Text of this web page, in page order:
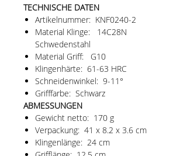
Aktuelle Version 2.1:
Optimierte Balance durch
Gewichtsreduktion im Griff um
25g.
Ersatz des Schärfezertifikats durch
ein Qualitätszertifikat.
Verrundete Spitze am Bart zur
Reduzierung des
Verletzungsrisikos.
Optimierte Bearbeitung der
Schneide, so dass die Mikrofase
TECHNISCHE DATEN
Artikelnummer: KNF0240-2
Material Klinge: 14C28N
Schwedenstahl
Material Griff: G10
Klingenhärte: 61-63 HRC
Schneidenwinkel: 9-11°
Grifffarbe: Schwarz
ABMESSUNGEN
Gewicht netto: 170 g
Verpackung: 41 x 8.2 x 3.6 cm
Klingenlänge: 24 cm